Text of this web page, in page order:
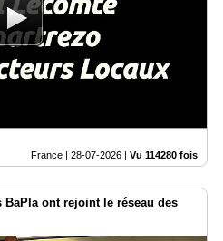
France | 28-07-2026 Vu 114280 fois
BaPla ont rejoint le réseau des